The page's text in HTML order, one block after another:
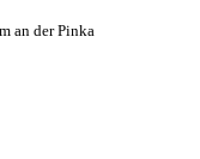
an der Pinka